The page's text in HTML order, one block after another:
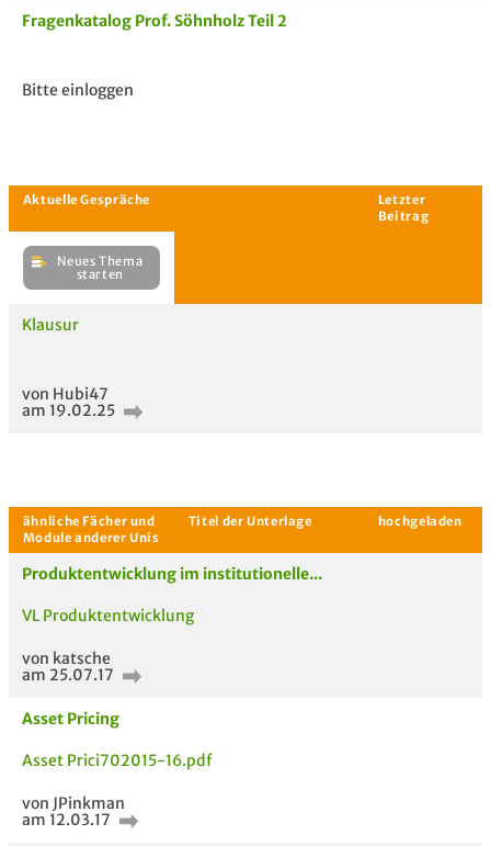
Fragenkatalog Prof. Söhnholz Teil 2
Bitte einloggen
Aktuelle Gespräche
Neues Thema
Klausur
von Hubi47
am 19.02.25
Produktentwicklung im institutionelle...
VL Produktentwicklung
von katsche
am 25.07.17
Asset Pricing
Asset Prici702015-16.pdf
von JPinkman
am 12.03.17